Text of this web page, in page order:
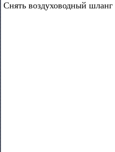
Снять воздуховодный шланг